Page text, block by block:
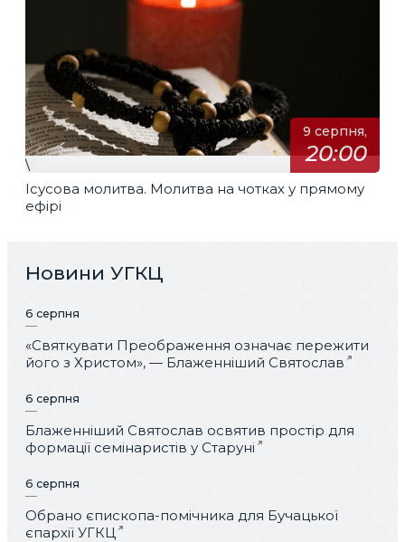
9 серпня,
20:00
\
Ісусова молитва. Молитва на чотках у прямому
ефірі
Новини УГКЦ
6 серпня
«Святкувати Преображення означає пережити
його з Христом», — Блаженніший Святослав
6 серпня
Блаженніший Святослав освятив простір для
формації семінаристів у Старуні
6 серпня
Обрано єпископа-помічника для Бучацької
єпархії УГКЦ